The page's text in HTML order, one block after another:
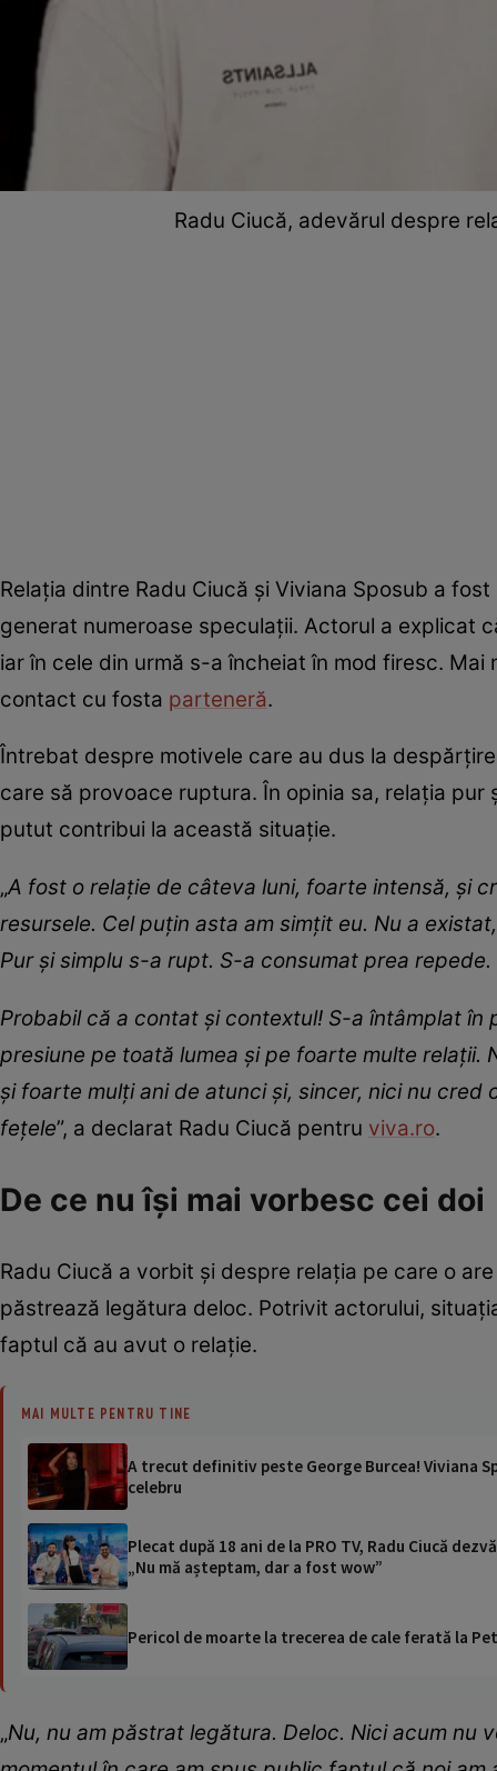
Radu Ciucă, adevărul despre
Relația dintre Radu Ciucă și Viviana Sposub a
generat numeroase speculații. Actorul a explicat
iar în cele din urmă s-a încheiat în mod firesc.
contact cu fosta parteneră.
Întrebat despre motivele care au dus la
care să provoace ruptura. În opinia sa, relația
putut contribui la această situație.
„A fost o relație de câteva luni, foarte intensă, și
resursele. Cel puțin asta am simțit eu. Nu a
Pur și simplu s-a rupt. S-a consumat prea repede.
Probabil că a contat și contextul! S-a întâmplat
presiune pe toată lumea și pe foarte multe
și foarte mulți ani de atunci și, sincer, nici nu
fețele”, a declarat Radu Ciucă pentru viva.ro.
De ce nu își mai vorbesc cei doi
Radu Ciucă a vorbit și despre relația pe care o
păstrează legătura deloc. Potrivit actorului,
faptul că au avut o relație.
MAI MULTE PENTRU TINE
A trecut definitiv peste George Burcea! Viviana
celebru
Plecat după 18 ani de la PRO TV, Radu Ciucă
„Nu mă așteptam, dar a fost wow”
Pericol de moarte la trecerea de cale ferată la
„Nu, nu am păstrat legătura. Deloc. Nici acum nu